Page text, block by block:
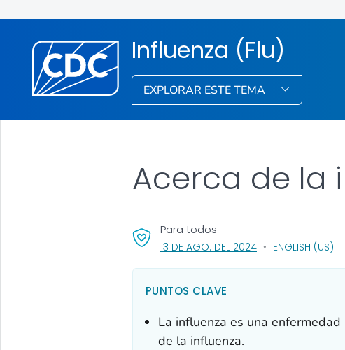
Influenza (Flu)
EXPLORAR ESTE TEMA
Acerca de la
Para todos
13 DE AGO. DEL 2024, VISIT LINK FOR
ENGLISH (US)
PUNTOS CLAVE
La influenza es una
de la influenza.